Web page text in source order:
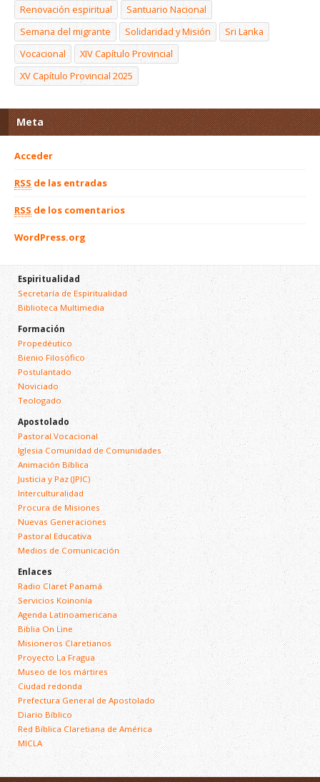
Renovación espiritual
Santuario Nacional
Semana del migrante
Solidaridad y Misión
Sri Lanka
Vocacional
XIV Capítulo Provincial
XV Capítulo Provincial 2025
Meta
Acceder
RSS de las entradas
RSS de los comentarios
WordPress.org
Espiritualidad
Secretaría de Espiritualidad
Biblioteca Multimedia
Formación
Propedéutico
Bienio Filosófico
Postulantado
Noviciado
Teologado
Apostolado
Pastoral Vocacional
Iglesia Comunidad de Comunidades
Animación Bíblica
Justicia y Paz (JPIC)
Interculturalidad
Procura de Misiones
Nuevas Generaciones
Pastoral Educativa
Medios de Comunicación
Enlaces
Radio Claret Panamá
Servicios Koinonía
Agenda Latinoamericana
Biblia On Line
Misioneros Claretianos
Proyecto La Fragua
Museo de los mártires
Ciudad redonda
Prefectura General de Apostolado
Diario Bíblico
Red Bíblica Claretiana de América
MICLA